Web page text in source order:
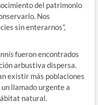
del patrimonio
Nos
sin enterarnos”,
fueron encontrados
arbustiva dispersa.
existir más poblaciones
llamado urgente a
natural.